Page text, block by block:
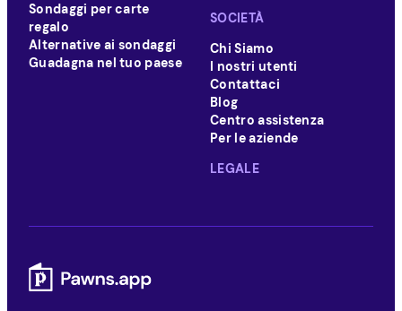
Sondaggi per carte
regalo
Alternative ai sondaggi
Guadagna nel tuo paese
SOCIETÀ
Chi Siamo
I nostri utenti
Contattaci
Blog
Centro assistenza
Per le aziende
LEGALE